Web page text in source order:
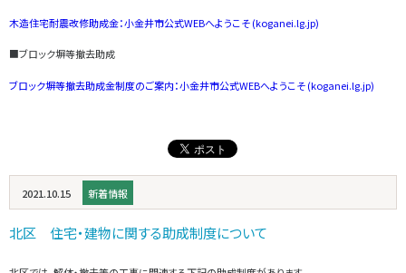
木造住宅耐震改修助成金：小金井市公式WEBへようこそ (koganei.lg.jp)
■ブロック塀等撤去助成
ブロック塀等撤去助成金制度のご案内：小金井市公式WEBへようこそ (koganei.lg.jp)
2021.10.15 新着情報
北区 住宅・建物に関する助成制度について